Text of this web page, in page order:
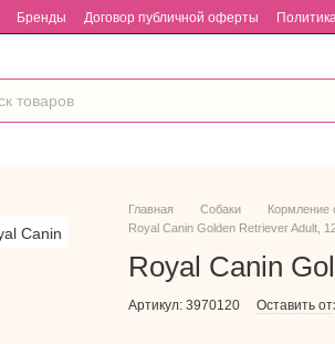
Бренды Договор публичной оферты
Главная Собаки Кормление
Royal Canin Golden Retriever Adult,
Royal Canin
Артикул: 3970120 Оставить